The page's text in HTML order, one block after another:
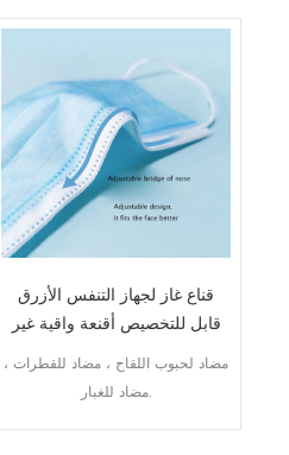
قناع غاز لجهاز التنفس الأزرق
قابل للتخصيص أقنعة واقية غير
منسوجة
مضاد لحبوب اللقاح ، مضاد للقطرات ،
مضاد للغبار.